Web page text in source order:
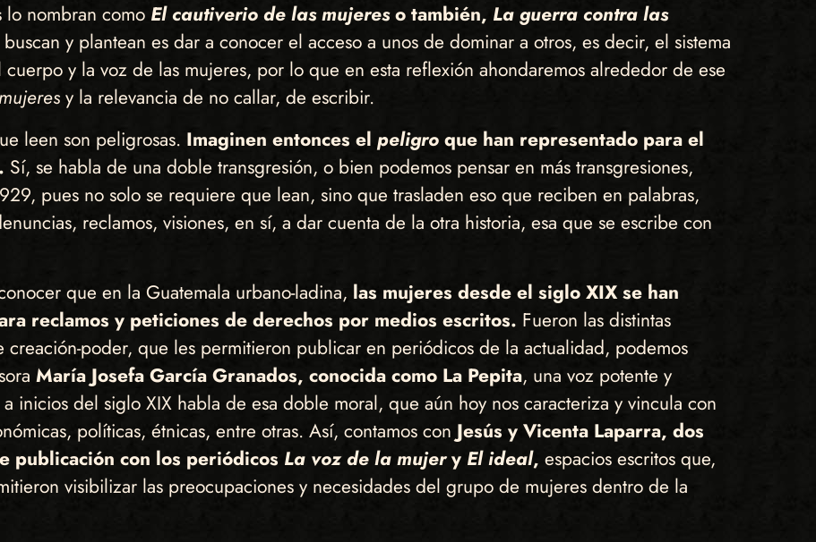
lo nombran como El cautiverio de las mujereso también, La guerra contra las
y plantean es dar a conocer el acceso a unos de dominar a otros, es decir, el sistema
y la voz de las mujeres, por lo que en esta reflexión ahondaremos alrededor de ese
y la relevancia de no callar, de escribir.
leen son peligrosas. Imaginen entonces el peligroque han representado para el
Sí, se habla de una doble transgresión, o bien podemos pensar en más transgresiones,
pues no solo se requiere que lean, sino que trasladen eso que reciben en palabras,
reclamos, visiones, en sí, a dar cuenta de la otra historia, esa que se escribe con
que en la Guatemala urbano-ladina, las mujeres desde el siglo XIX se han
reclamos y peticiones de derechos por medios escritos. Fueron las distintas
creación-poder, que les permitieron publicar en periódicos de la actualidad, podemos
María Josefa García Granados, conocida como La Pepita, una voz potente y
inicios del siglo XIX habla de esa doble moral, que aún hoy nos caracteriza y vincula con
políticas, étnicas, entre otras. Así, contamos conJesús y Vicenta Laparra, dos
publicación con los periódicos La voz de la mujery El ideal, espacios escritos que,
visibilizar las preocupaciones y necesidades del grupo de mujeres dentro de la